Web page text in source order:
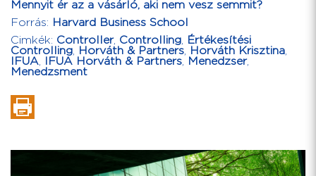
Mennyit ér az a vásárló, aki nem vesz semmit?
Forrás: Harvard Business School
Cimkék: Controller, Controlling, Értékesítési
Controlling, Horváth & Partners, Horváth Krisztina,
IFUA, IFUA Horváth & Partners, Menedzser,
Menedzsment